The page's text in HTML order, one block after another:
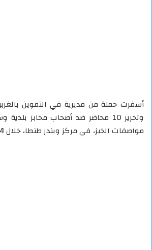
أسفرت حملة من مديرية في التموين
وتحرير 10 محاضر ضد أصحاب مخابز
مواصفات الخبز، في مركز وبندر طنطا، خلال 24 ساعة.